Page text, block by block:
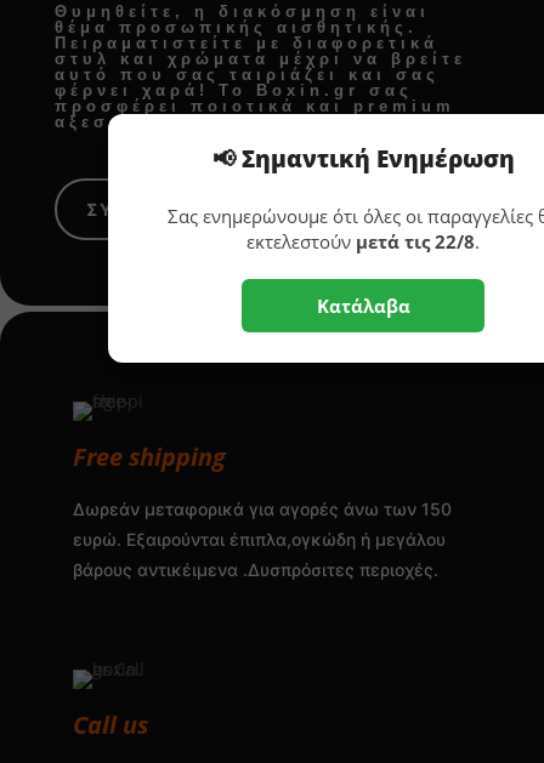
Θυμηθείτε, η διακόσμηση είναι
θέμα προσωπικής αισθητικής.
Πειραματιστείτε με διαφορετικά
στυλ και χρώματα μέχρι να βρείτε
αυτό που σας ταιριάζει και σας
φέρνει χαρά! Το Boxin.gr σας
προσφέρει ποιοτικά και premium
αξεσουάρ σπιτιού
ΣΥΜΒΟΥΛΕΣ ΔΙΑΚΟΣΜΗΣΗΣ
Free shipping
Δωρεάν μεταφορικά για αγορές άνω των 150
ευρώ. Εξαιρούνται έπιπλα,ογκώδη ή μεγάλου
βάρους αντικέιμενα .Δυσπρόσιτες περιοχές.
Call us
📢 Σημαντική Ενημέρωση
Σας ενημερώνουμε ότι όλες οι παραγγελίες
εκτελεστούν μετά τις 22/8.
Κατάλαβα